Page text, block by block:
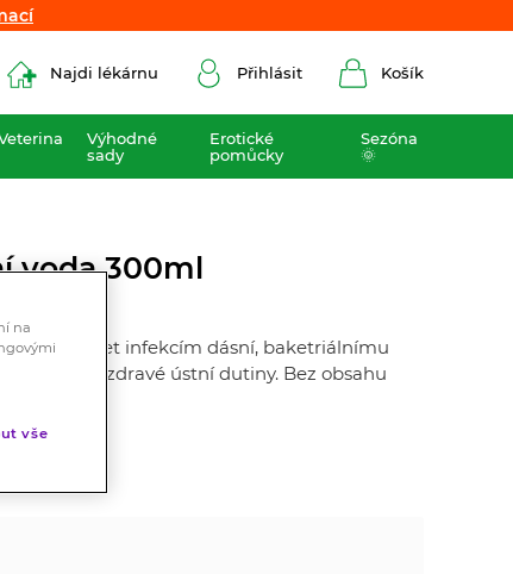
Najdi lékárnu Přihlásit Košík
Výhodné
sady
Erotické
pomůcky
Sezóna
🌞
voda 300ml
předcházet infekcím dásní, baketriálnímu
k udržení zdravé ústní dutiny. Bez obsahu
na
vše